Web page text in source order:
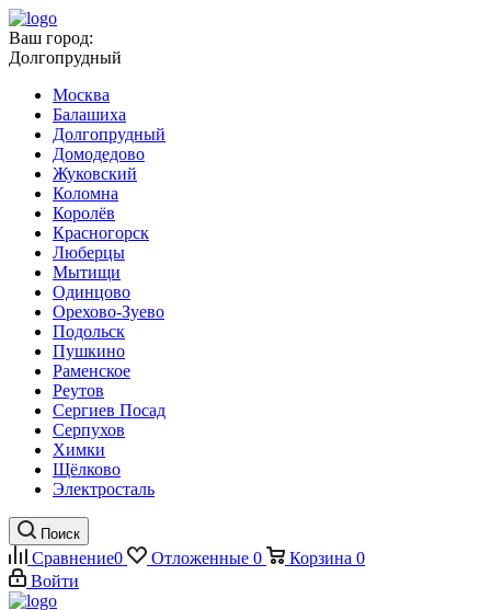
Ваш город:
Долгопрудный
Москва
Балашиха
Долгопрудный
Домодедово
Жуковский
Коломна
Королёв
Красногорск
Люберцы
Мытищи
Одинцово
Орехово-Зуево
Подольск
Пушкино
Раменское
Реутов
Сергиев Посад
Серпухов
Химки
Щёлково
Электросталь
Поиск
Сравнение0 Отложенные 0 Корзина 0
Войти